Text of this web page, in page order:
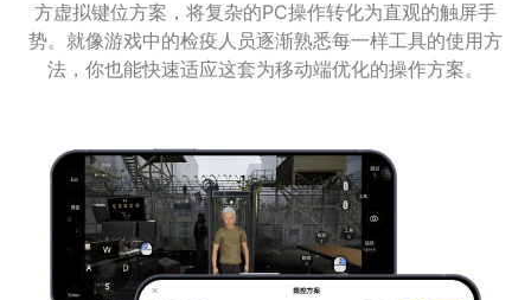
方虚拟键位方案，将复杂的PC操作转化为直观的触屏手
势。就像游戏中的检疫人员逐渐熟悉每一样工具的使用方
法，你也能快速适应这套为移动端优化的操作方案。